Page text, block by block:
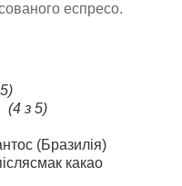
еспресо.
(4 з 5)
(Бразилія)
какао